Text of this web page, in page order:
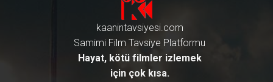
kaanintavsiyesi.com
Samimi Film Tavsiye Platformu
Hayat, kötü filmler izlemek
için çok kısa.